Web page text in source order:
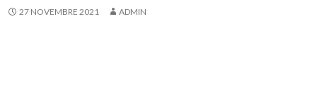
27 NOVEMBRE 2021 ADMIN